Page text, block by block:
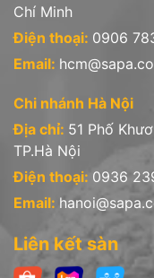
Chí Minh
Điện thoại: 0906
Email:
Chi nhánh Hà Nội
Địa chỉ: 51 Phố
TP.Hà Nội
Điện thoại: 0936
Email:
Liên kết sàn